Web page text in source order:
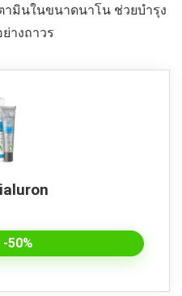
มินในขนาดนาโน ช่วยบำรุง
างถาวร
50%